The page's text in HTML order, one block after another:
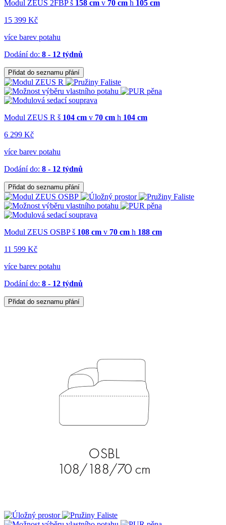
Modul ZEUS 2FBP š 158 cm v 70 cm h 105 cm
15 399 Kč
více barev potahu
Dodání do: 8 - 12 týdnů
Přidat do seznamu přání
Modul ZEUS R š 104 cm v 70 cm h 104 cm
6 299 Kč
více barev potahu
Dodání do: 8 - 12 týdnů
Přidat do seznamu přání
Modul ZEUS OSBP š 108 cm v 70 cm h 188 cm
11 599 Kč
více barev potahu
Dodání do: 8 - 12 týdnů
Přidat do seznamu přání